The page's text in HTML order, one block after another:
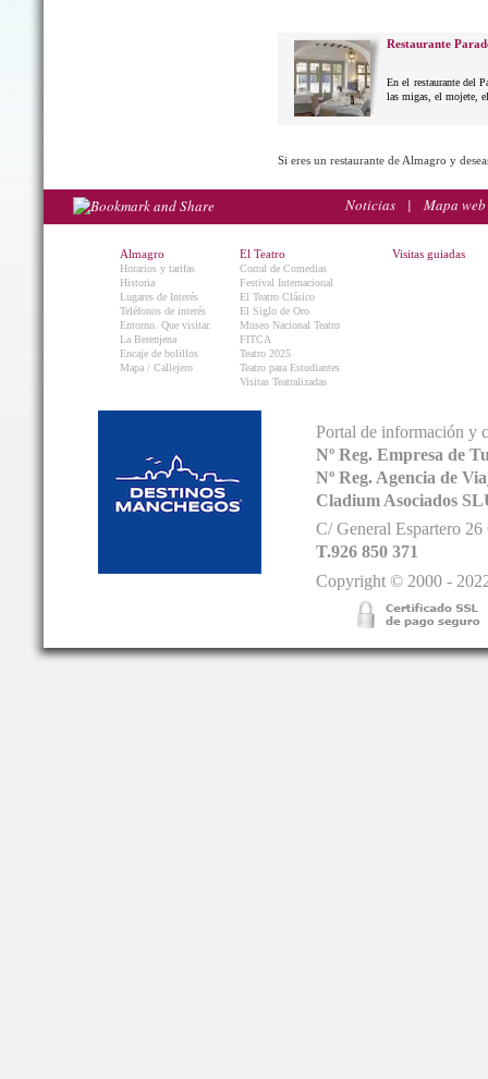
Restaurante
En el restaurante del
las migas, el mojete,
Si eres un restaurante de Almagro y
Noticias | Mapa web
Almagro
Horarios y tarifas
Historia
Lugares de Interés
Teléfonos de interés
Entorno. Que visitar.
La Berenjena
Encaje de bolillos
Mapa / Callejero
El Teatro
Corral de Comedias
Festival Internacional
El Teatro Clásico
El Siglo de Oro
Museo Nacional Teatro
FITCA
Teatro 2025
Teatro para Estudiantes
Visitas Teatralizadas
Visitas guiadas
Portal de información y
Nº Reg. Empresa de
Nº Reg. Agencia de
Cladium Asociados
C/ General Espartero
T.926 850 371
Copyright © 2000 -